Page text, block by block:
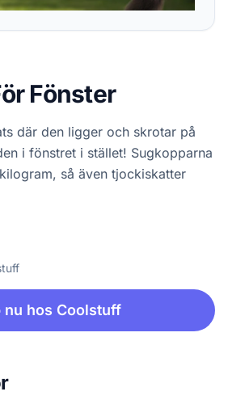
Fönster
där den ligger och skrotar på
i fönstret i stället! Sugkopparna
så även tjockiskatter
nu hos Coolstuff